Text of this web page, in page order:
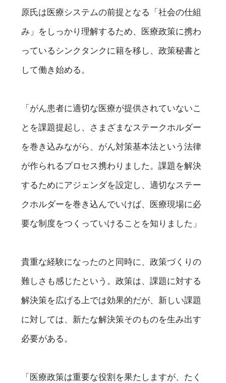
原氏は医療システムの前提となる「社会の仕組
み」をしっかり理解するため、医療政策に携わ
っているシンクタンクに籍を移し、政策秘書と
して働き始める。
「がん患者に適切な医療が提供されていないこ
とを課題提起し、さまざまなステークホルダー
を巻き込みながら、がん対策基本法という法律
が作られるプロセス携わりました。課題を解決
するためにアジェンダを設定し、適切なステー
クホルダーを巻き込んでいけば、医療現場に必
要な制度をつくっていけることを知りました」
貴重な経験になったのと同時に、政策づくりの
難しさも感じたという。政策は、課題に対する
解決策を広げる上では効果的だが、新しい課題
に対しては、新たな解決策そのものを生み出す
必要がある。
「医療政策は重要な役割を果たしますが、たく